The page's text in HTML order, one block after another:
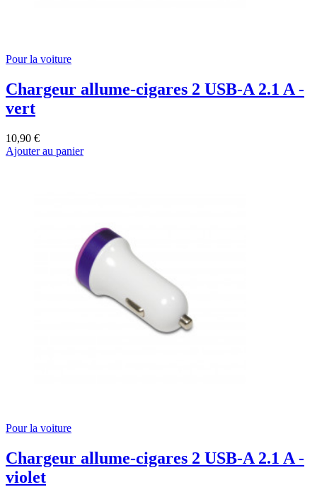
Pour la voiture
Chargeur allume-cigares 2 USB-A 2.1 A -
vert
10,90 €
Ajouter au panier
Pour la voiture
Chargeur allume-cigares 2 USB-A 2.1 A -
violet